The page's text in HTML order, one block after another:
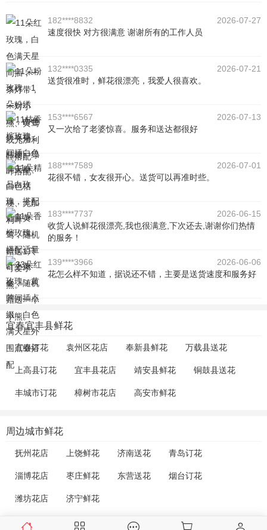
182****8832
2026-07-27
速度很快 对方很满意 谢谢所有的工作人员
132****0335
2026-07-21
送货很准时，鲜花很漂亮，我爱人很喜欢。
153****6567
2026-07-13
又一次给了老婆惊喜。服务和送达都很好
188****7589
2026-07-01
花很不错，女友很开心。送货可以再准时些。
183****7737
2026-06-15
收货人说鲜花很漂亮,我也很满意,下次还去,谢谢你们热情
的服务！
139****3966
2026-06-06
花怎么样不知道，据说还不错，主要是送货速度和服务好
宜春宜丰县鲜花
宜春订花 袁州区花店 奉新县鲜花 万载县送花
上高县订花 宜丰县花店 靖安县鲜花 铜鼓县送花
丰城市订花 樟树市花店 高安市鲜花
周边城市鲜花
抚州花店 上饶鲜花 济南送花 青岛订花
淄博花店 枣庄鲜花 东营送花 烟台订花
潍坊花店 济宁鲜花